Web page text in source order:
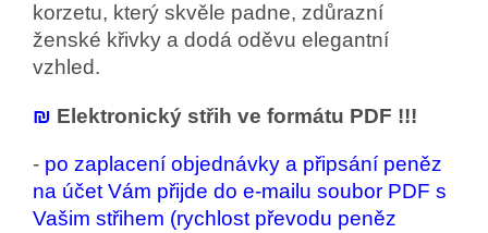
korzetu, který skvěle padne, zdůrazní
ženské křivky a dodá oděvu elegantní
vzhled.
₪ Elektronický střih ve formátu PDF !!!
- po zaplacení objednávky a připsání peněz
na účet Vám přijde do e-mailu soubor PDF s
Vašim střihem (rychlost převodu peněz